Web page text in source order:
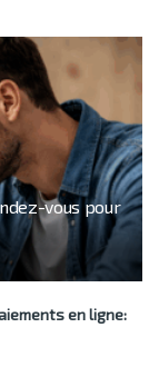
vous pour
en ligne: